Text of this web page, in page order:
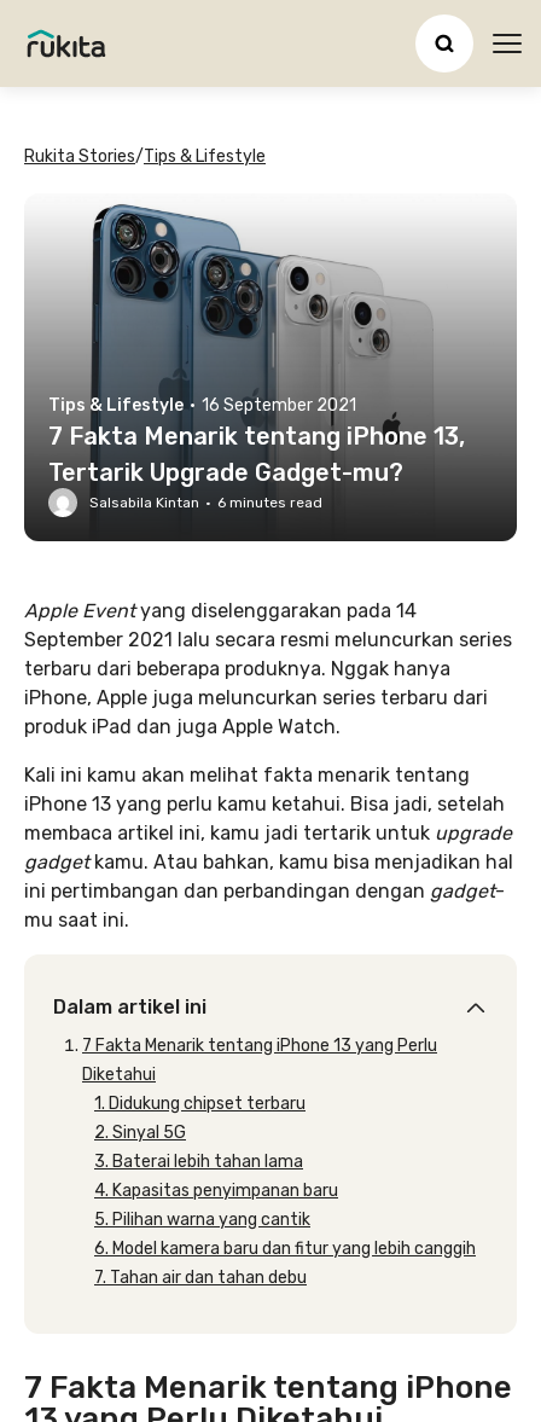
Rukita Stories/Tips & Lifestyle
Tips & Lifestyle · 16 September 2021
7 Fakta Menarik tentang iPhone 13,
Tertarik Upgrade Gadget-mu?
Salsabila Kintan · 6 minutes read
Apple Eventyang diselenggarakan pada 14
September 2021 lalu secara resmi meluncurkan series
terbaru dari beberapa produknya. Nggak hanya
iPhone, Apple juga meluncurkan series terbaru dari
produk iPad dan juga Apple Watch.
Kali ini kamu akan melihat fakta menarik tentang
iPhone 13 yang perlu kamu ketahui. Bisa jadi, setelah
membaca artikel ini, kamu jadi tertarik untuk upgrade
gadgetkamu. Atau bahkan, kamu bisa menjadikan hal
ini pertimbangan dan perbandingan dengan gadget-
mu saat ini.
Dalam artikel ini
7 Fakta Menarik tentang iPhone 13 yang Perlu
Diketahui
1. Didukung chipset terbaru
2. Sinyal 5G
3. Baterai lebih tahan lama
4. Kapasitas penyimpanan baru
5. Pilihan warna yang cantik
6. Model kamera baru dan fitur yang lebih canggih
7. Tahan air dan tahan debu
7 Fakta Menarik tentang iPhone